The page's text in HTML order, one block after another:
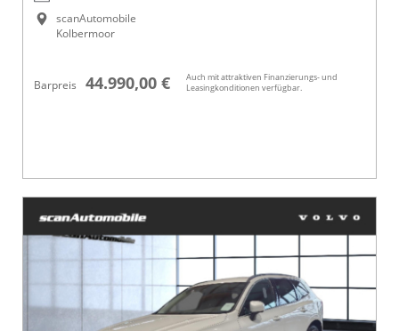
scanAutomobile
Kolbermoor
Barpreis 44.990,00 €
Auch mit attraktiven Finanzierungs- und
Leasingkonditionen verfügbar.